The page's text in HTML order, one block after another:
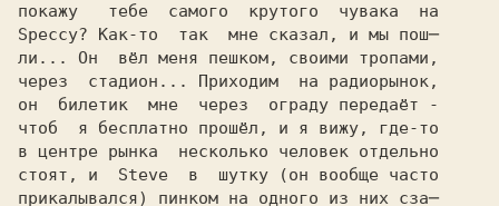
покажу   тебе  самого  крутого  чувака  на
Speccy? Как-то  так  мне сказал, и мы пош─
ли... Он  вёл меня пешком, своими тропами,
через  стадион... Приходим  на радиорынок,
он  билетик  мне  через  ограду передаёт -
чтоб  я бесплатно прошёл, и я вижу, где-то
в центре рынка  несколько человек отдельно
стоят, и  Steve  в  шутку (он вообще часто
прикалывался) пинком на одного из них сза─